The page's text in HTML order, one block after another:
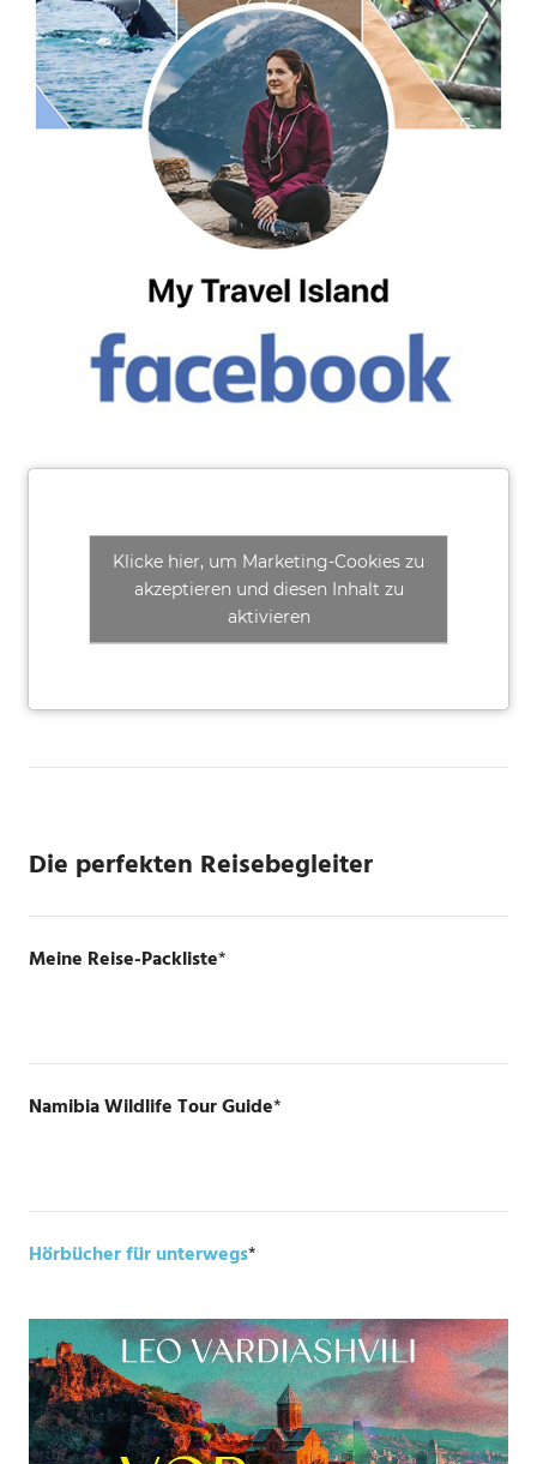
Klicke hier, um Marketing-Cookies zu
akzeptieren und diesen Inhalt zu
aktivieren
Die perfekten Reisebegleiter
Meine Reise-Packliste*
Namibia Wildlife Tour Guide*
Hörbücher für unterwegs*